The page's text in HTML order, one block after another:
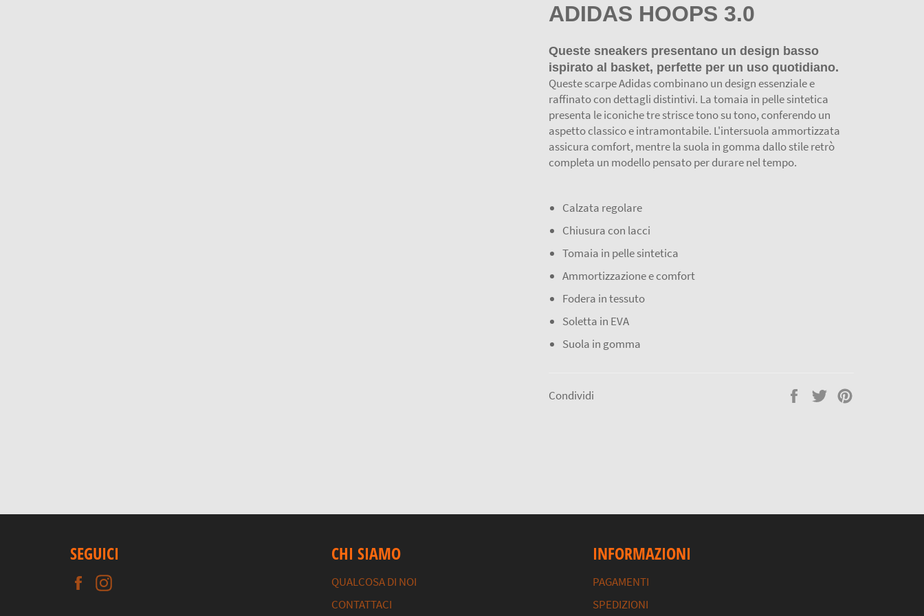
ADIDAS HOOPS 3.0
Queste sneakers presentano un design basso
ispirato al basket, perfette per un uso quotidiano.
Queste scarpe Adidas combinano un design essenziale e
raffinato con dettagli distintivi. La tomaia in pelle sintetica
presenta le iconiche tre strisce tono su tono, conferendo un
aspetto classico e intramontabile. L'intersuola ammortizzata
assicura comfort, mentre la suola in gomma dallo stile retrò
completa un modello pensato per durare nel tempo.
Calzata regolare
Chiusura con lacci
Tomaia in pelle sintetica
Ammortizzazione e comfort
Fodera in tessuto
Soletta in EVA
Suola in gomma
Condividi
Condividi
Twitta
SEGUICI
Facebook
CHI SIAMO
QUALCOSA DI NOI
CONTATTACI
INFORMAZIONI
PAGAMENTI
SPEDIZIONI